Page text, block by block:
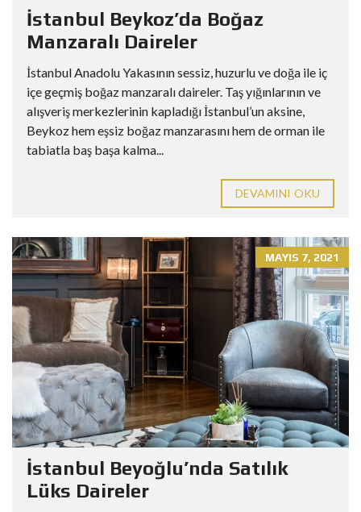
İstanbul Beykoz’da Boğaz
Manzaralı Daireler
İstanbul Anadolu Yakasının sessiz, huzurlu ve doğa ile iç
içe geçmiş boğaz manzaralı daireler. Taş yığınlarının ve
alışveriş merkezlerinin kapladığı İstanbul’un aksine,
Beykoz hem eşsiz boğaz manzarasını hem de orman ile
tabiatla baş başa kalma...
DEVAMINI OKU
MAYIS 7, 2021
İstanbul Beyoğlu’nda Satılık
Lüks Daireler